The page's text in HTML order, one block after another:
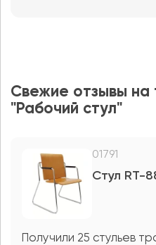
Свежие отзывы на
"Рабочий стул"
01791
Стул RT-
Получили 25 стульев